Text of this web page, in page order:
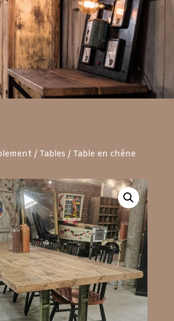
here. Edit or remove this text inline
settings. You can also style
content in the module Design
apply custom CSS to this text in the
settings.
/ Tables / Table en chêne